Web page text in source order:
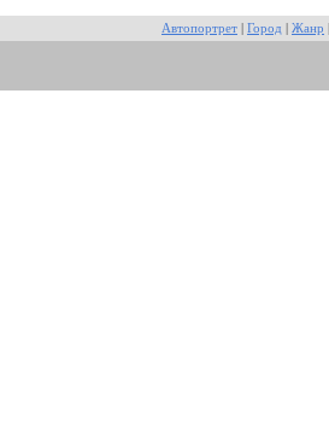
Автопортрет Город Жанр